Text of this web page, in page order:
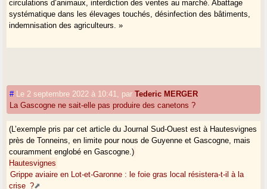
circulations d’animaux, interdiction des ventes au marché. Abattage
systématique dans les élevages touchés, désinfection des bâtiments,
indemnisation des agriculteurs. »
# Le 2 septembre 2022 à 10:41 parTederic MERGER
La Gascogne ne sait-elle pas produire des canetons ?
(L’exemple pris par cet article du Journal Sud-Ouest est à Hautesvignes
près de Tonneins, en limite pour nous de Guyenne et Gascogne, mais
couramment englobé en Gascogne.)
Hautesvignes
Grippe aviaire en Lot-et-Garonne : le foie gras local résistera-t-il à la
crise ?